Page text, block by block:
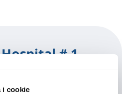
i cookie
# 1